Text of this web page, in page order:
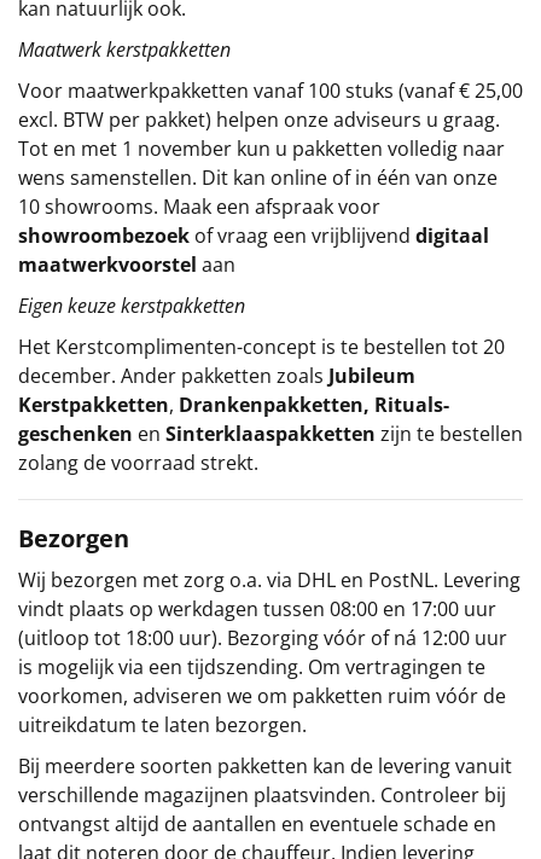
Cadeaubon
Per stuk
Alle overige
kan natuurlijk ook.
Maatwerk kerstpakketten
Voor maatwerkpakketten vanaf 100 stuks (vanaf € 25,00
excl. BTW per pakket) helpen onze adviseurs u graag.
Tot en met 1 november kun u pakketten volledig naar
wens samenstellen. Dit kan online of in één van onze
10 showrooms. Maak een afspraak voor
showroombezoek of vraag een vrijblijvend digitaal
maatwerkvoorstel aan
Eigen keuze kerstpakketten
Het Kerstcomplimenten-concept is te bestellen tot 20
december. Ander pakketten zoals Jubileum
Kerstpakketten, Drankenpakketten, Rituals-
geschenken en Sinterklaaspakketten zijn te bestellen
zolang de voorraad strekt.
Bezorgen
Wij bezorgen met zorg o.a. via DHL en PostNL. Levering
vindt plaats op werkdagen tussen 08:00 en 17:00 uur
(uitloop tot 18:00 uur). Bezorging vóór of ná 12:00 uur
is mogelijk via een tijdszending. Om vertragingen te
voorkomen, adviseren we om pakketten ruim vóór de
uitreikdatum te laten bezorgen.
Bij meerdere soorten pakketten kan de levering vanuit
verschillende magazijnen plaatsvinden. Controleer bij
ontvangst altijd de aantallen en eventuele schade en
laat dit noteren door de chauffeur. Indien levering